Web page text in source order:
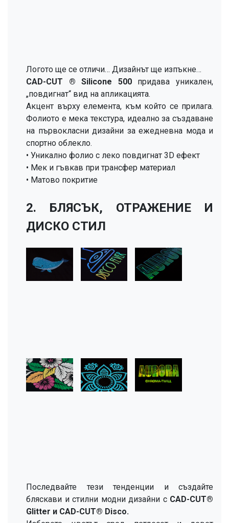
Логото ще се отличи… Дизайнът ще изпъкне…
CAD-CUT ® Silicone 500придава уникален,
„повдигнат“ вид на апликацията.
Акцент върху елемента, към който се прилага.
Фолиото е мека текстура, идеално за създаване
на първокласни дизайни за ежедневна мода и
спортно облекло.
• Уникално фолио с леко повдигнат 3D ефект
• Мек и гъвкав при трансфер материал
• Матово покритие
2. БЛЯСЪК, ОТРАЖЕНИЕ И
ДИСКО СТИЛ
Последвайте тези тенденции и създайте
бляскави и стилни модни дизайни с CAD-CUT®
Glitter и CAD-CUT® Disco.